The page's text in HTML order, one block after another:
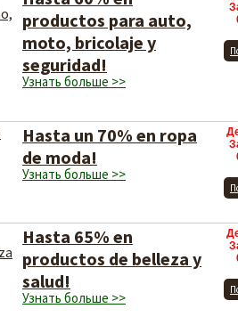
productos para auto,
moto, bricolaje y
seguridad!
Узнать больше >>
Hasta un 70% en ropa
de moda!
Узнать больше >>
Hasta 65% en
productos de belleza y
salud!
Узнать больше >>